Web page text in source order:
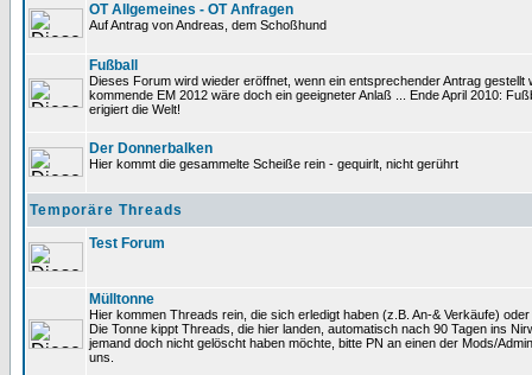
OT Allgemeines - OT Anfragen
Auf Antrag von Andreas, dem Schoßhund
Fußball
Dieses Forum wird wieder eröffnet, wenn ein entsprechender Antrag
kommende EM 2012 wäre doch ein geeigneter Anlaß ... Ende April 2010:
erigiert die Welt!
Der Donnerbalken
Hier kommt die gesammelte Scheiße rein - gequirlt, nicht gerührt
Temporäre Threads
Test Forum
Mülltonne
Hier kommen Threads rein, die sich erledigt haben (z.B. An-& Verkäufe)
Die Tonne kippt Threads, die hier landen, automatisch nach 90 Tagen ins
jemand doch nicht gelöscht haben möchte, bitte PN an einen der Mods/
uns.